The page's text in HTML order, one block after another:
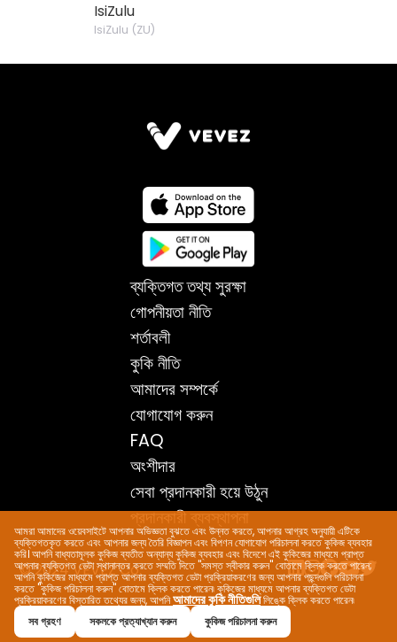
আমরা আমাদের ওয়েবসাইটে আপনার অভিজ্ঞতা বুঝতে এবং উন্নত করতে, আপনার আগ্রহ অনুযায়ী এটিকে
ব্যক্তিগতকৃত করতে এবং আপনার জন্য তৈরি বিজ্ঞাপন এবং বিপণন যোগাযোগ পরিচালনা করতে কুকিজ ব্যবহার
করি। আপনি বাধ্যতামূলক কুকিজ ব্যতীত অন্যান্য কুকিজ ব্যবহার এবং বিদেশে এই কুকিজের মাধ্যমে প্রাপ্ত
আপনার ব্যক্তিগত ডেটা স্থানান্তর করতে সম্মতি দিতে "সমস্ত স্বীকার করুন" বোতামে ক্লিক করতে পারেন;
আপনি কুকিজের মাধ্যমে প্রাপ্ত আপনার ব্যক্তিগত ডেটা প্রক্রিয়াকরণের জন্য আপনার পছন্দগুলি পরিচালনা
করতে "কুকিজ পরিচালনা করুন" বোতামে ক্লিক করতে পারেন৷ কুকিজের মাধ্যমে আপনার ব্যক্তিগত ডেটা
প্রক্রিয়াকরণের বিস্তারিত তথ্যের জন্য, আপনিআমাদের কুকি নীতিগুলিলিঙ্কে ক্লিক করতে পারেন৷
সব গ্রহণ সকলকে প্রত্যাখ্যান করুন কুকিজ পরিচালনা করুন
IsiZulu
IsiZulu (ZU)
ব্যক্তিগত তথ্য সুরক্ষা
গোপনীয়তা নীতি
শর্তাবলী
কুকি নীতি
আমাদের সম্পর্কে
যোগাযোগ করুন
FAQ
অংশীদার
সেবা প্রদানকারী হয়ে উঠুন
প্রদানকারী ব্যবস্থাপনা
© 2024 VEVEZ Co.